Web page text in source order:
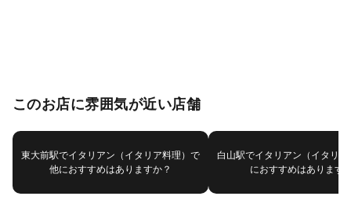
このお店に雰囲気が近い店舗
東大前駅でイタリアン（イタリア料理）で
他におすすめはありますか？
白山駅でイタリアン（イタリ
におすすめはあります